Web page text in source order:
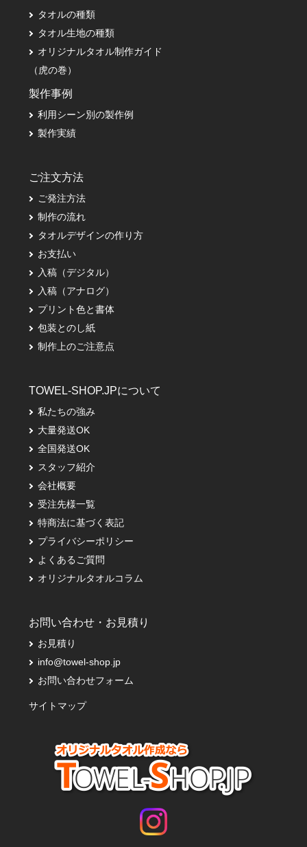
タオルの種類
タオル生地の種類
オリジナルタオル制作ガイド
（虎の巻）
製作事例
利用シーン別の製作例
製作実績
ご注文方法
ご発注方法
制作の流れ
タオルデザインの作り方
お支払い
入稿（デジタル）
入稿（アナログ）
プリント色と書体
包装とのし紙
制作上のご注意点
TOWEL-SHOP.JPについて
私たちの強み
大量発送OK
全国発送OK
スタッフ紹介
会社概要
受注先様一覧
特商法に基づく表記
プライバシーポリシー
よくあるご質問
オリジナルタオルコラム
お問い合わせ・お見積り
お見積り
info@towel-shop.jp
お問い合わせフォーム
サイトマップ